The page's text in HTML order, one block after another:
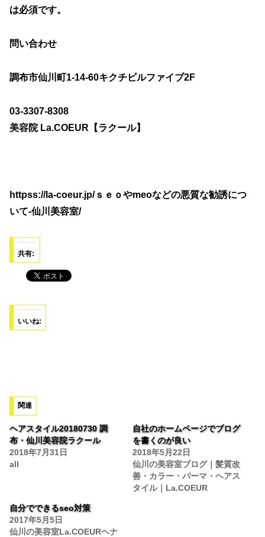
は必須です。
問い合わせ
調布市仙川町1-14-60キクチビルファイブ2F
03-3307-8308
美容院 La.COEUR【ラクール】
httpss://la-coeur.jp/ｓｅｏやmeoなどの悪質な勧誘につ
いて-仙川美容室/
共有:
いいね:
関連
ヘアスタイル20180730 調
布・仙川美容院ラクール
2018年7月31日
all
自社のホームページでブログ
を書くのが良い
2018年5月22日
仙川の美容室ブログ｜髪質改
善・カラー・パーマ・ヘアス
タイル｜La.COEUR
自分でできるseo対策
2017年5月5日
仙川の美容室La.COEURヘナ